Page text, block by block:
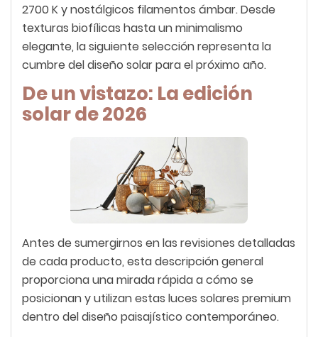
2700 K y nostálgicos filamentos ámbar. Desde
texturas biofílicas hasta un minimalismo
elegante, la siguiente selección representa la
cumbre del diseño solar para el próximo año.
De un vistazo: La edición
solar de 2026
Antes de sumergirnos en las revisiones detalladas
de cada producto, esta descripción general
proporciona una mirada rápida a cómo se
posicionan y utilizan estas luces solares premium
dentro del diseño paisajístico contemporáneo.